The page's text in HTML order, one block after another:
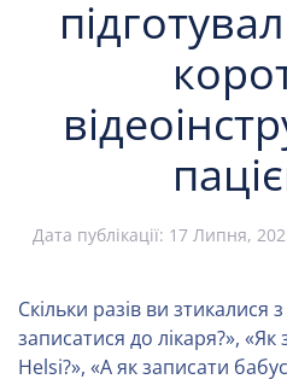
Дата публікації: 17 Липня,
Скільки разів ви зтикалися
записатися до лікаря?», «Як
Helsi?», «А як записати